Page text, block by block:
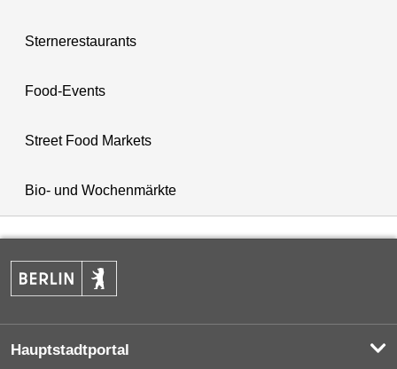
Sternerestaurants
Food-Events
Street Food Markets
Bio- und Wochenmärkte
Hauptstadtportal